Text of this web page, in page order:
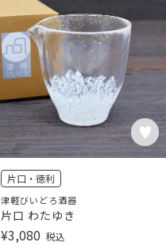
片口・徳利
津軽びいどろ酒器
片口 わたゆき
¥3,080 税込